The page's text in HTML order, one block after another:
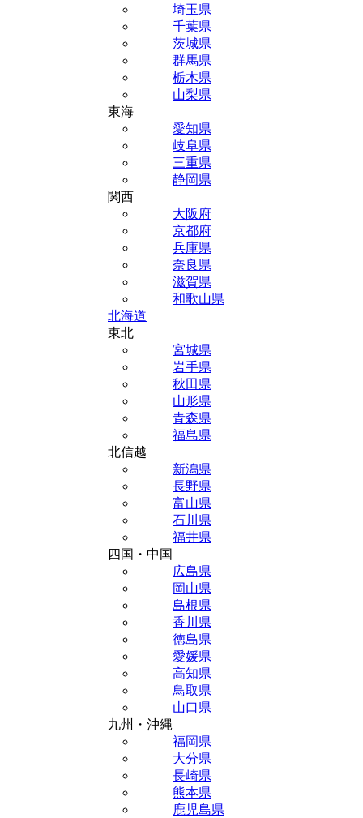
埼玉県
千葉県
茨城県
群馬県
栃木県
山梨県
東海
愛知県
岐阜県
三重県
静岡県
関西
大阪府
京都府
兵庫県
奈良県
滋賀県
和歌山県
北海道
東北
宮城県
岩手県
秋田県
山形県
青森県
福島県
北信越
新潟県
長野県
富山県
石川県
福井県
四国・中国
広島県
岡山県
島根県
香川県
徳島県
愛媛県
高知県
鳥取県
山口県
九州・沖縄
福岡県
大分県
長崎県
熊本県
鹿児島県